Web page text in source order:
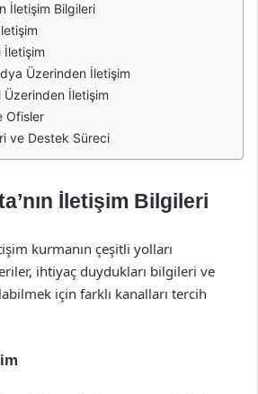
İletişim Bilgileri
İletişim
Üzerinden İletişim
Üzerinden İletişim
Ofisler
ve Destek Süreci
İletişim Bilgileri
kurmanın çeşitli yolları
ihtiyaç duydukları bilgileri ve
için farklı kanalları tercih